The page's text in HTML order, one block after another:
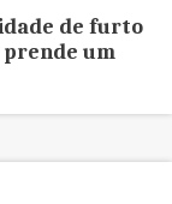
de furto
prende um